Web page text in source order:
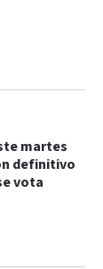
martes
definitivo
vota